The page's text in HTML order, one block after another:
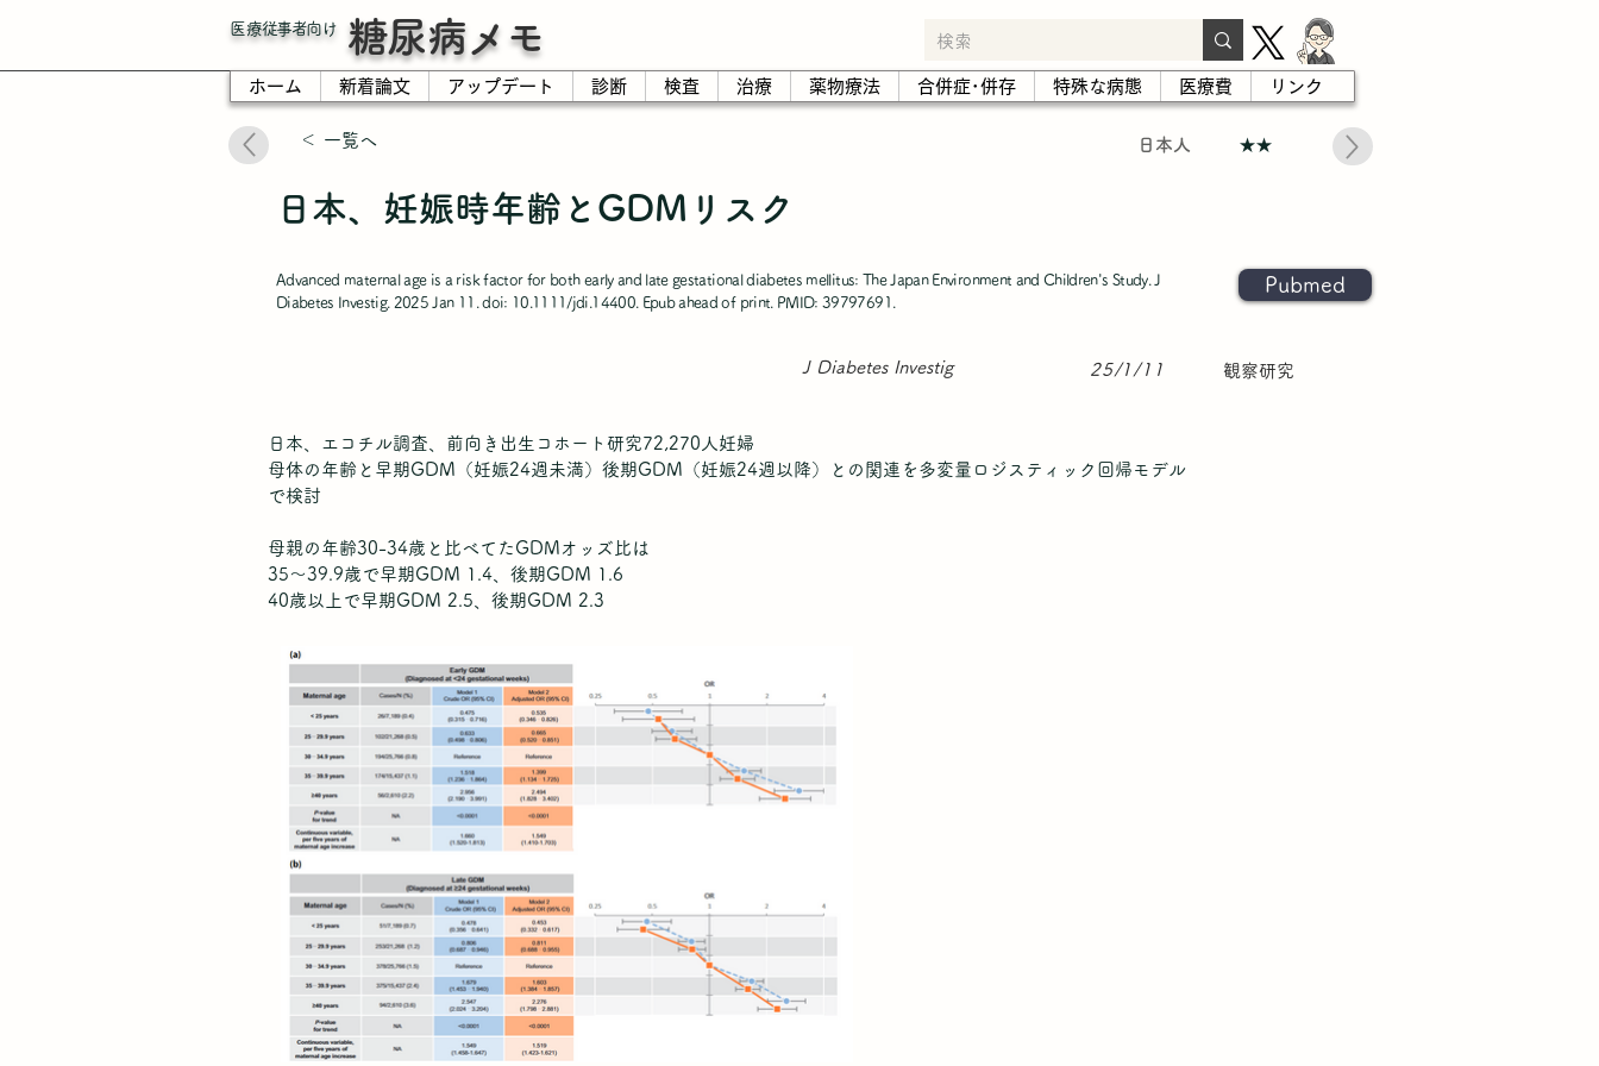
​医療従事者向け 糖尿病メモ
ホーム 新着論文 アップデート 診断 検査 治療 薬物療法 合併症･併存 特殊な病態 医療費 リンク
＜ 一覧へ 日本人 ★★
日本、妊娠時年齢とGDMリスク
Advanced maternal age is a risk factor for both early and late gestational diabetes mellitus: The Japan Environment and Children's Study. J
Diabetes Investig. 2025 Jan 11. doi: 10.1111/jdi.14400. Epub ahead of print. PMID: 39797691.
25/1/11
J Diabetes Investig
Pubmed
観察研究
日本、エコチル調査、前向き出生コホート研究72,270人妊婦
母体の年齢と早期GDM（妊娠24週未満）後期GDM（妊娠24週以降）との関連を多変量ロジスティック回帰モデル
で検討
母親の年齢30-34歳と比べてたGDMオッズ比は
35～39.9歳で早期GDM 1.4、後期GDM 1.6
40歳以上で早期GDM 2.5、後期GDM 2.3